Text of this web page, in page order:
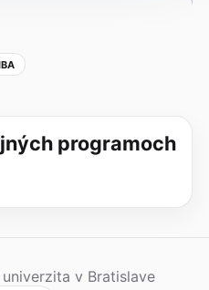
programoch
v Bratislave